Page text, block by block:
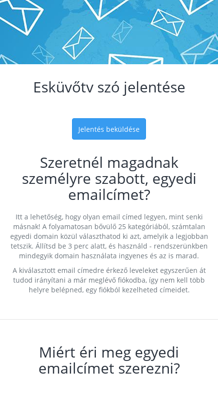
Esküvőtv szó jelentése
Jelentés beküldése
Szeretnél magadnak
személyre szabott, egyedi
emailcímet?
Itt a lehetőség, hogy olyan email címed legyen, mint senki
másnak! A folyamatosan bővülő 25 kategóriából, számtalan
egyedi domain közül választhatod ki azt, amelyik a legjobban
tetszik. Állítsd be 3 perc alatt, és használd - rendszerünkben
mindegyik domain használata ingyenes és az is marad.
A kiválasztott email címedre érkező leveleket egyszerűen át
tudod irányítani a már meglévő fiókodba, így nem kell több
helyre belépned, egy fiókból kezelheted címeidet.
Miért éri meg egyedi
emailcímet szerezni?